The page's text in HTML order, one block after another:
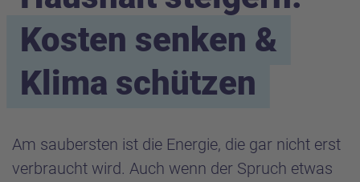
Kosten senken &
Klima schützen
Am saubersten ist die Energie, die gar nicht erst
verbraucht wird. Auch wenn der Spruch etwas